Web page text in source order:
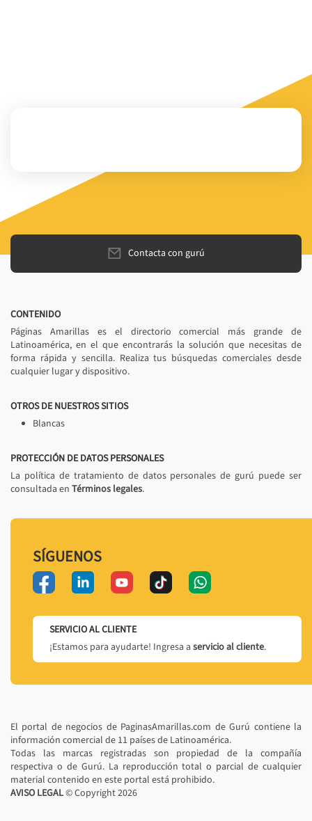
Contacta con gurú
CONTENIDO
Páginas Amarillas es el directorio comercial más grande de
Latinoamérica, en el que encontrarás la solución que necesitas de
forma rápida y sencilla. Realiza tus búsquedas comerciales desde
cualquier lugar y dispositivo.
OTROS DE NUESTROS SITIOS
Blancas
PROTECCIÓN DE DATOS PERSONALES
La política de tratamiento de datos personales de gurú puede ser
consultada en Términos legales.
SÍGUENOS
SERVICIO AL CLIENTE
¡Estamos para ayudarte! Ingresa a servicio al cliente.
El portal de negocios de PaginasAmarillas.com de Gurú contiene la
información comercial de 11 países de Latinoamérica.
Todas las marcas registradas son propiedad de la compañía
respectiva o de Gurú. La reproducción total o parcial de cualquier
material contenido en este portal está prohibido.
AVISO LEGAL© Copyright2026